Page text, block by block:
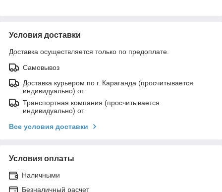
Условия доставки
Доставка осуществляется только по предоплате.
Самовывоз
Доставка курьером по г. Караганда (просчитывается
индивидуально) от
Транспортная компания (просчитывается
индивидуально) от
Все условия доставки
Условия оплаты
Наличными
Безналичный расчет